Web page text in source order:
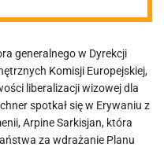
z
generalnego w Dyrekcji
Komisji Europejskiej,
liberalizacji wizowej dla
spotkał się w Erywaniu z
Arpine Sarkisjan, która
za wdrażanie Planu